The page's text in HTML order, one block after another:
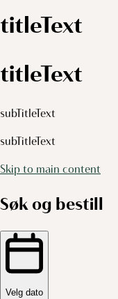
titleText
titleText
subTitleText
subTitleText
Skip to main content
Søk og bestill
Velg dato